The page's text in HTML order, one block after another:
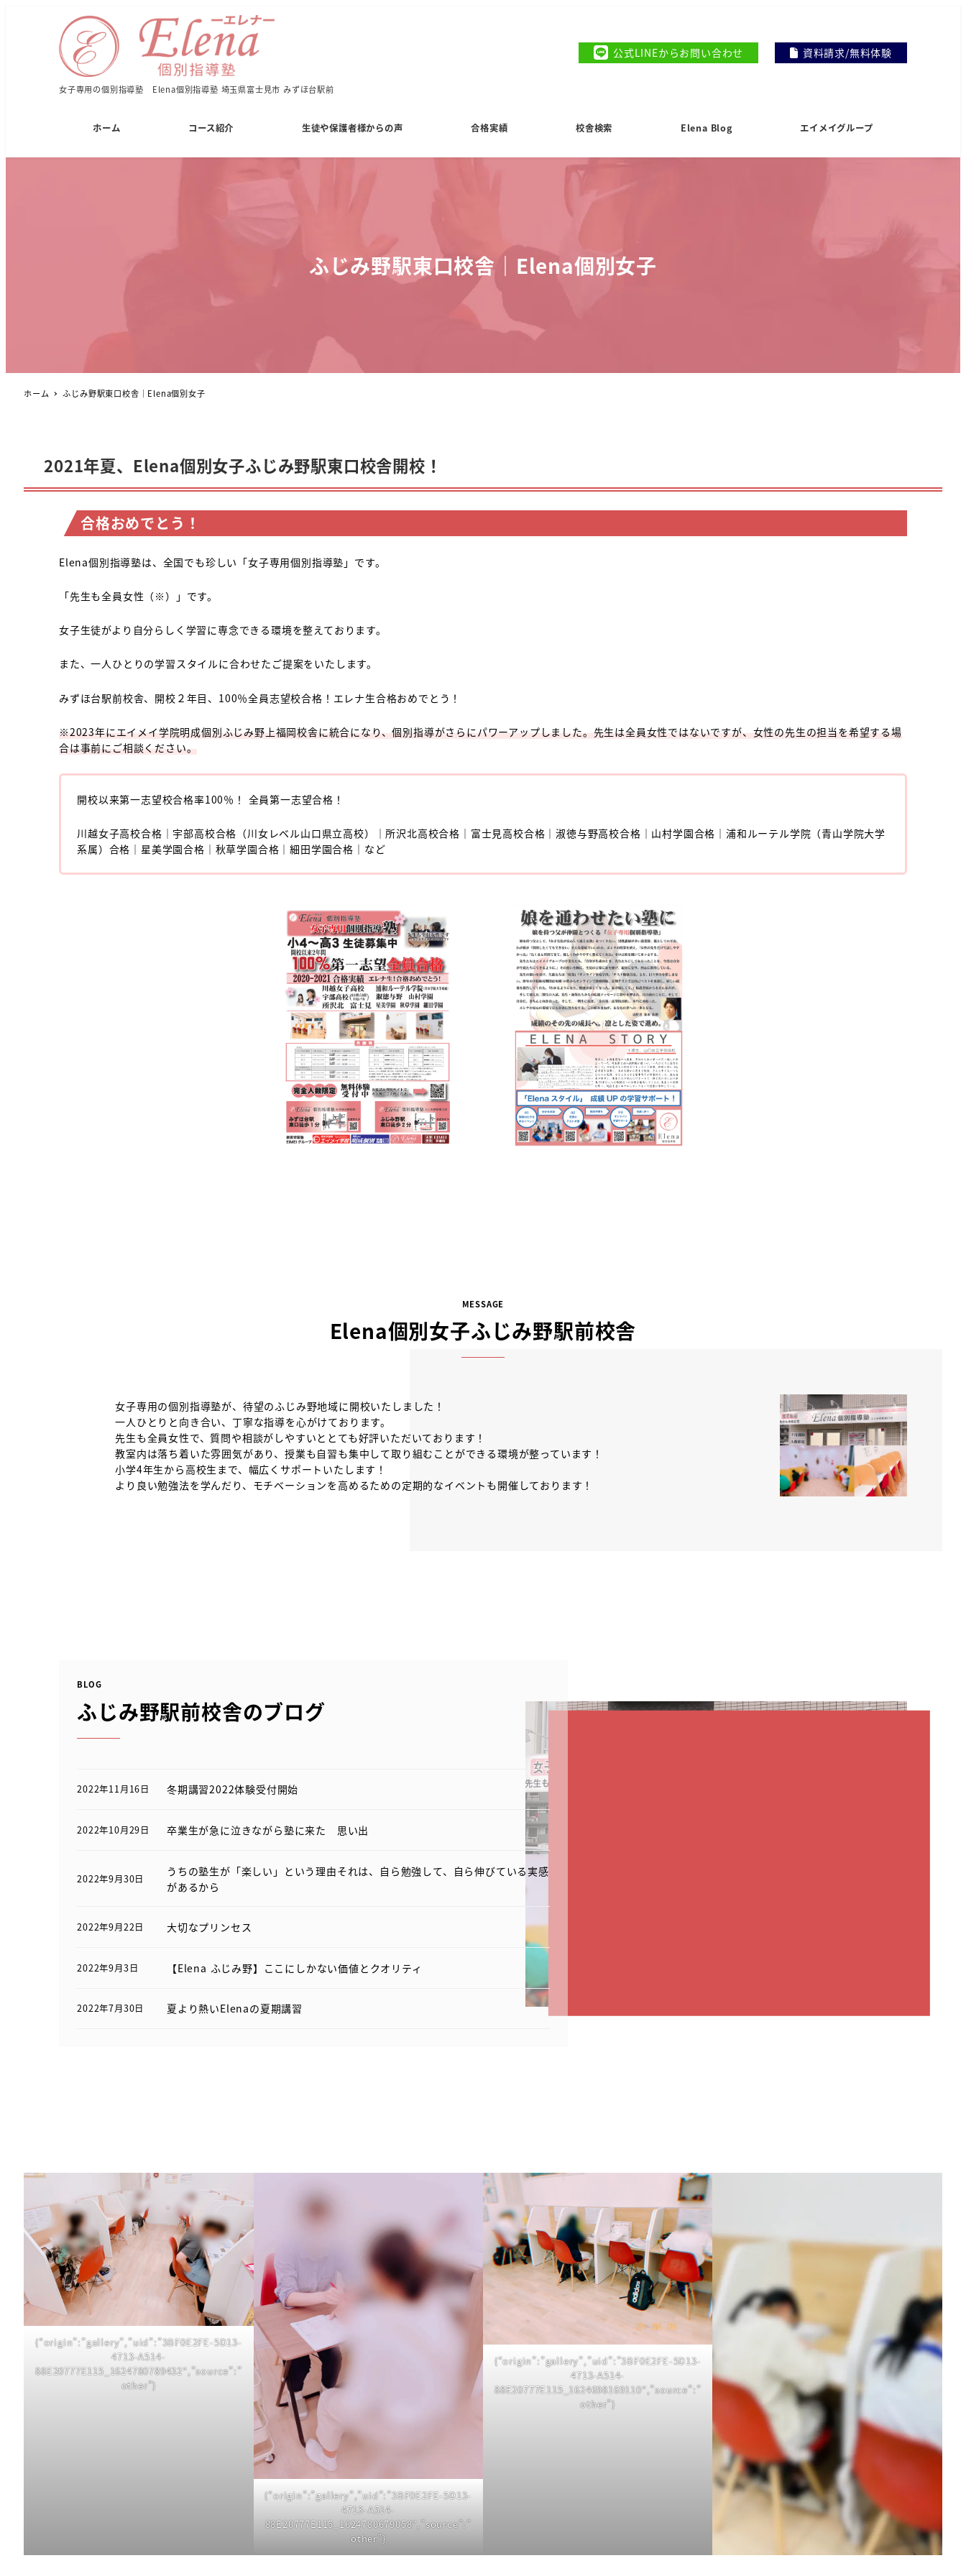
女子専用の個別指導塾 Elena個別指導塾 埼玉県富士見市 みずほ台駅前
公式LINEからお問い合わせ 資料請求/無料体験
ホーム コース紹介 生徒や保護者様からの声 合格実績 校舎検索 Elena Blog エイメイグループ
ふじみ野駅東口校舎｜Elena個別女子
ホーム ふじみ野駅東口校舎｜Elena個別女子
2021年夏、Elena個別女子ふじみ野駅東口校舎開校！
合格おめでとう！
Elena個別指導塾は、全国でも珍しい「女子専用個別指導塾」です。
「先生も全員女性（※）」です。
女子生徒がより自分らしく学習に専念できる環境を整えております。
また、一人ひとりの学習スタイルに合わせたご提案をいたします。
みずほ台駅前校舎、開校２年目、100％全員志望校合格！エレナ生合格おめでとう！
※2023年にエイメイ学院明成個別ふじみ野上福岡校舎に統合になり、個別指導がさらにパワーアップしました。先生は全員女性ではないですが、女性の先生の担当を希望する場
合は事前にご相談ください。
開校以来第一志望校合格率100％！ 全員第一志望合格！
川越女子高校合格｜宇部高校合格（川女レベル山口県立高校）｜所沢北高校合格｜富士見高校合格｜淑徳与野高校合格｜山村学園合格｜浦和ルーテル学院（青山学院大学
系属）合格｜星美学園合格｜秋草学園合格｜細田学園合格｜など
MESSAGE
Elena個別女子ふじみ野駅前校舎
女子専用の個別指導塾が、待望のふじみ野地域に開校いたしました！
一人ひとりと向き合い、丁寧な指導を心がけております。
先生も全員女性で、質問や相談がしやすいととても好評いただいております！
教室内は落ち着いた雰囲気があり、授業も自習も集中して取り組むことができる環境が整っています！
小学4年生から高校生まで、幅広くサポートいたします！
より良い勉強法を学んだり、モチベーションを高めるための定期的なイベントも開催しております！
BLOG
ふじみ野駅前校舎のブログ
冬期講習2022体験受付開始
2022年11月16日
卒業生が急に泣きながら塾に来た 思い出
2022年10月29日
うちの塾生が「楽しい」という理由それは、自ら勉強して、自ら伸びている実感
があるから
2022年9月30日
大切なプリンセス
2022年9月22日
【Elena ふじみ野】ここにしかない価値とクオリティ
2022年9月3日
夏より熱いElenaの夏期講習
2022年7月30日
{“origin”:”gallery”,”uid”:”3BF0E2FE-5D13-
4713-A514-
88E20777E115_1624780789432″,”source”:”
other”}
{“origin”:”gallery”,”uid”:”3BF0E2FE-5D13-
4713-A514-
88E20777E115_1624780679058″,”source”:”
other”}
{“origin”:”gallery”,”uid”:”3BF0E2FE-5D13-
4713-A514-
88E20777E115_1624698169110″,”source”:”
other”}